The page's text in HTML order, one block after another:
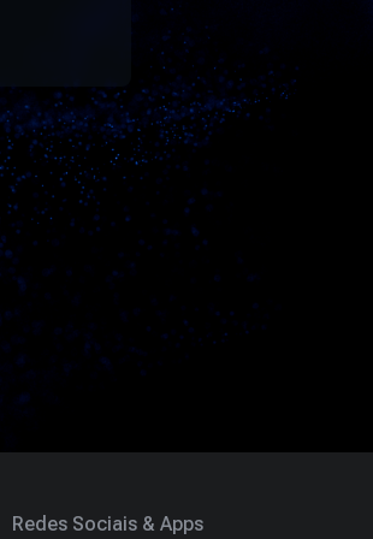
Redes Sociais & Apps